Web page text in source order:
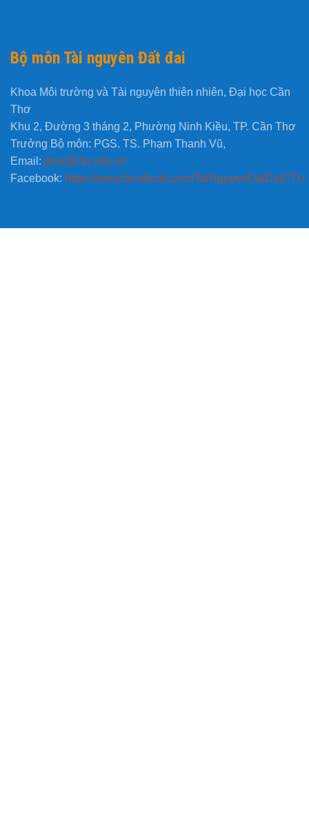
Bộ môn Tài nguyên Đất đai
Khoa Môi trường và Tài nguyên thiên nhiên, Đại học Cần
Thơ
Khu 2, Đường 3 tháng 2, Phường Ninh Kiều, TP. Cần Thơ
Trưởng Bộ môn: PGS. TS. Phạm Thanh Vũ,
Email: ptvu@ctu.edu.vn
Facebook: https://www.facebook.com/TaiNguyenDatDaiCTU